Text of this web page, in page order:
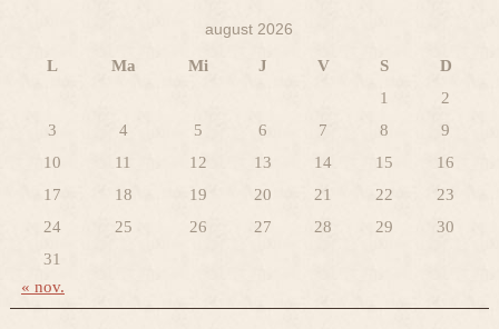
august 2026
L Ma Mi J V S
D
1
2
3
4 5 6 7 8
9
10
11 12 13 14 15
16
17
18 19 20 21 22
23
24
25 26 27 28 29
30
31
« nov.